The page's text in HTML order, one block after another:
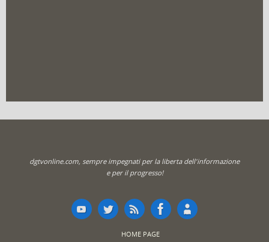
dgtvonline.com, sempre impegnati per la liberta dell'informazione
e per il progresso!
HOME PAGE